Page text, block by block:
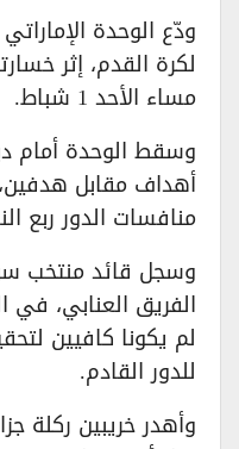
ودّع الوحدة
لكرة القدم، إثر
مساء الأحد 1 شباط.
وسقط الوحدة أمام
أهداف مقابل
منافسات الدور ربع
وسجل قائد منتخب
لم يكونا كافيين
للدور القادم.
وأهدر خريبين ركلة